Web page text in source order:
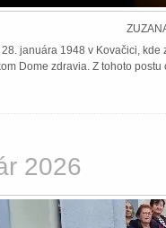
januára 1948 v Kovačici,
Dome zdravia. Z tohoto
2026